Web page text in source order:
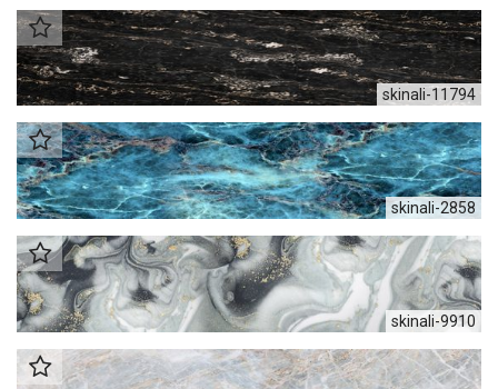
skinali-11794
skinali-2858
skinali-9910